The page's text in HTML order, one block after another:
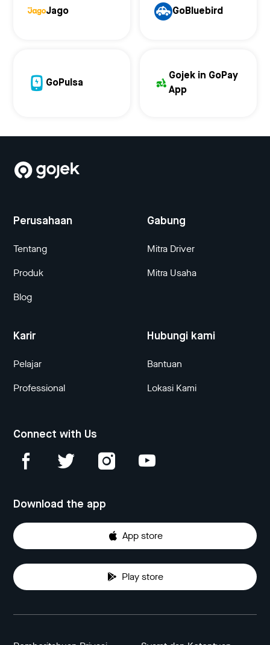
Jago GoBluebird
GoPulsa
Gojek in GoPay
App
Perusahaan
Tentang
Produk
Blog
Gabung
Mitra Driver
Mitra Usaha
Karir
Pelajar
Professional
Hubungi kami
Bantuan
Lokasi Kami
Connect with Us
Download the app
App store
Play store